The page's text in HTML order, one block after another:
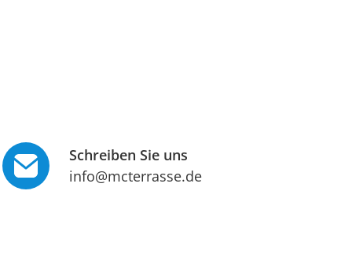
Schreiben Sie uns
info@mcterrasse.de